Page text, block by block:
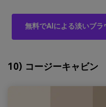
無料でAIによる淡いブ
10) コージーキャビン